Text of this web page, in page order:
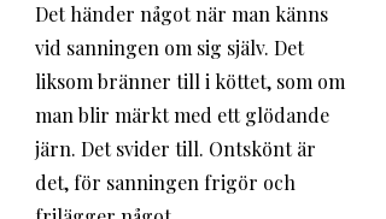
Det händer något när man känns
vid sanningen om sig själv. Det
liksom bränner till i köttet, som om
man blir märkt med ett glödande
järn. Det svider till. Ontskönt är
det, för sanningen frigör och